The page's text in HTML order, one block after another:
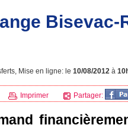
Bisevac-
Mise en ligne: le 10/08/2012 à
Imprimer Partager: